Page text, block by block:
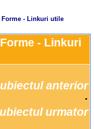
Forme - Linkuri utile
- Linkuri
anterior
urmator